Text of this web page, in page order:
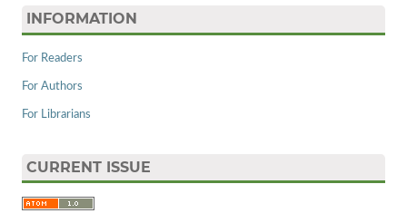
INFORMATION
For Readers
For Authors
For Librarians
CURRENT ISSUE